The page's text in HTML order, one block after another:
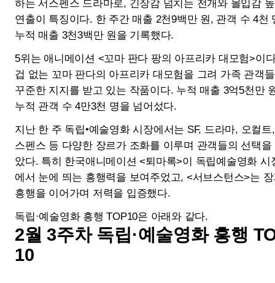
써니데이
개봉일
2025-02-19
매출액
103백만 원
관객수
12천 명
고백
개봉일
2025-02-19
매출액
29백만 원
관객수
4천 명